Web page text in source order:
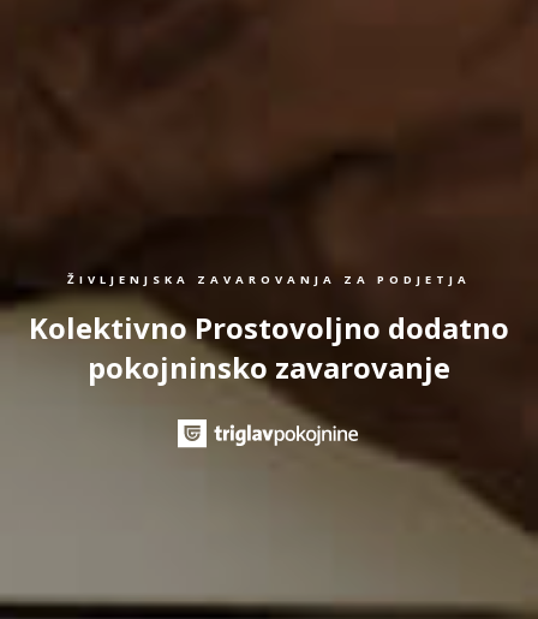
ŽIVLJENJSKA ZAVAROVANJA ZA PODJETJA
Kolektivno Prostovoljno dodatno
pokojninsko zavarovanje